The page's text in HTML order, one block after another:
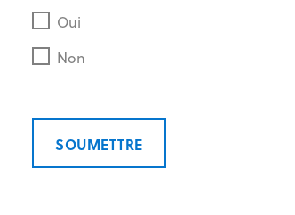
Oui
Non
SOUMETTRE